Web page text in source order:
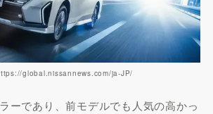
global.nissannews.com/ja-JP/
ーであり、前モデルでも人気の高かっ